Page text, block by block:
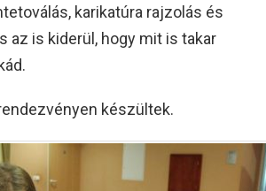
karikatúra rajzolás és
az is kiderül, hogy mit is takar
készültek.